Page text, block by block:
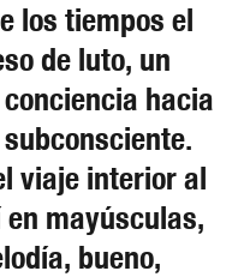
los tiempos el
de luto, un
hacia
viaje interior al
en mayúsculas,
bueno,